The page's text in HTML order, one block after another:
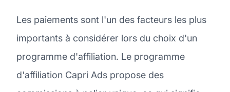
Les paiements sont l'un des facteurs les plus
importants à considérer lors du choix d'un
programme d'affiliation. Le programme
d'affiliation Capri Ads propose des